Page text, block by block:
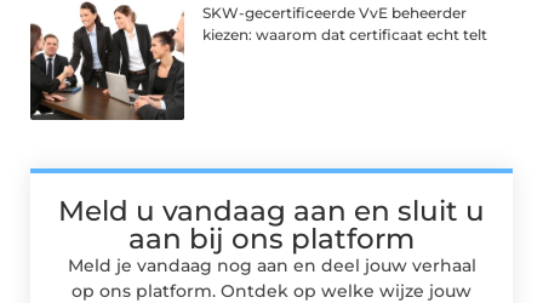
SKW-gecertificeerde VvE beheerder
kiezen: waarom dat certificaat echt telt
Meld u vandaag aan en sluit u
aan bij ons platform
Meld je vandaag nog aan en deel jouw verhaal
op ons platform. Ontdek op welke wijze jouw